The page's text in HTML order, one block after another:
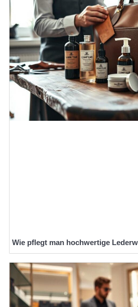
Wie pflegt man hochwertige